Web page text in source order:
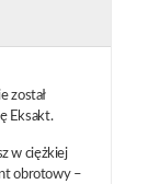
został
Eksakt.
w ciężkiej
obrotowy –